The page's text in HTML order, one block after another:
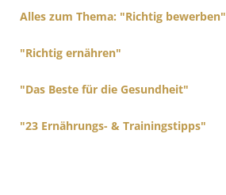
Alles zum Thema: "Richtig bewerben"
"Richtig ernähren"
"Das Beste für die Gesundheit"
"23 Ernährungs- & Trainingstipps"